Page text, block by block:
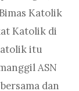
Katolik
Katolik di
itu
ASN
dan